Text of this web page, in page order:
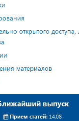
открытого
материалов
выпуск
Прием статей: 14.08